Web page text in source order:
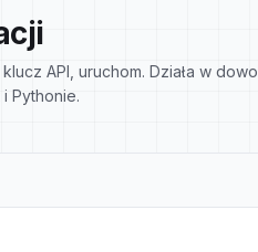
API, uruchom. Działa w
Pythonie.